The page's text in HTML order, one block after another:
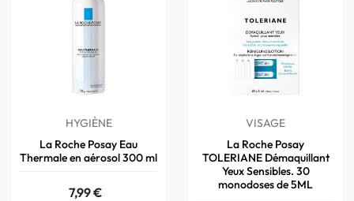
HYGIÈNE
La Roche Posay Eau
Thermale en aérosol 300 ml
7,99 €
VISAGE
La Roche Posay
TOLERIANE Démaquillant
Yeux Sensibles. 30
monodoses de 5ML